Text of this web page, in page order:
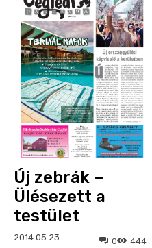
Új zebrák –
Ülésezett a
testület
2014.05.23. 444
0